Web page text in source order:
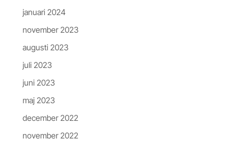
januari 2024
november 2023
augusti 2023
juli 2023
juni 2023
maj 2023
december 2022
november 2022